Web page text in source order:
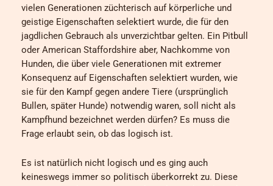
vielen Generationen züchterisch auf körperliche und
geistige Eigenschaften selektiert wurde, die für den
jagdlichen Gebrauch als unverzichtbar gelten. Ein Pitbull
oder American Staffordshire aber, Nachkomme von
Hunden, die über viele Generationen mit extremer
Konsequenz auf Eigenschaften selektiert wurden, wie
sie für den Kampf gegen andere Tiere (ursprünglich
Bullen, später Hunde) notwendig waren, soll nicht als
Kampfhund bezeichnet werden dürfen? Es muss die
Frage erlaubt sein, ob das logisch ist.
Es ist natürlich nicht logisch und es ging auch
keineswegs immer so politisch überkorrekt zu. Diese